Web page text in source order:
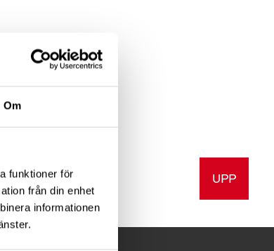
Om
funktioner för
från din enhet
informationen
UPP